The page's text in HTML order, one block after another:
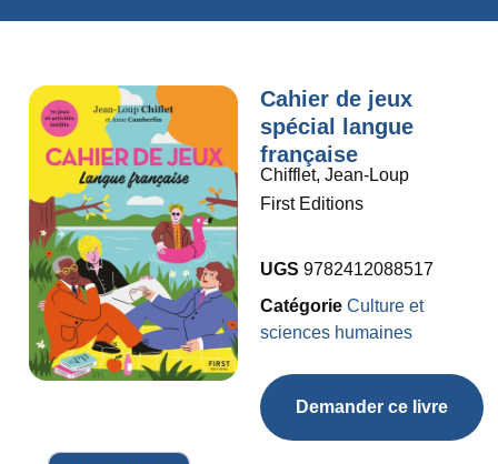
Cahier de jeux
spécial langue
française
Chifflet, Jean-Loup
First Editions
UGS 9782412088517
Catégorie Culture et
sciences humaines
Demander ce livre